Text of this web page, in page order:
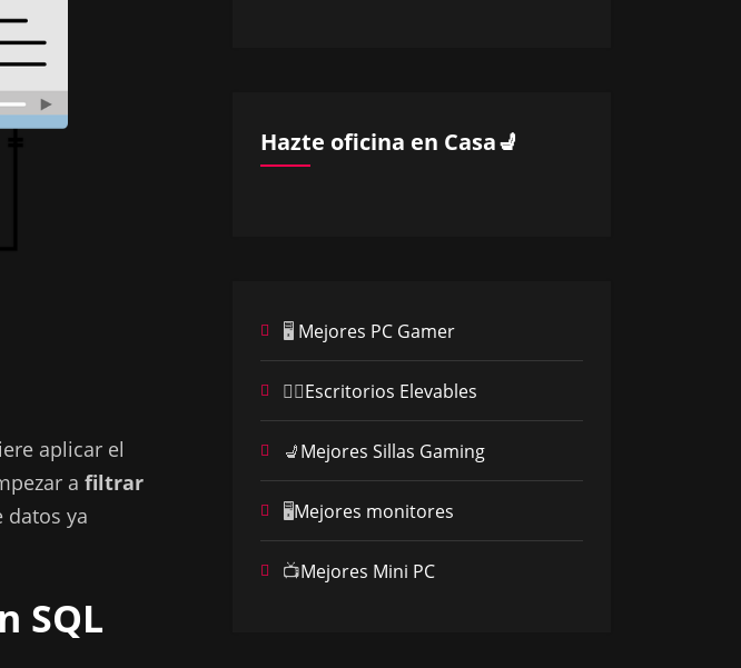
aplicar el
a filtrar
datos ya
SQL
Hazte oficina en Casa💺
🖥️ Mejores PC Gamer
🧍‍♂️Escritorios Elevables
💺Mejores Sillas Gaming
🖥️Mejores monitores
📺Mejores Mini PC